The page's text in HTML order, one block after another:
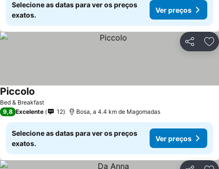
Selecione as datas para ver os preços
exatos.
Ver preços
Partilhar
Bed & Breakfast
Piccolo
9,8 Excelente 12 Bosa, a 4.4 km de Magomadas
Selecione as datas para ver os preços
exatos.
Ver preços